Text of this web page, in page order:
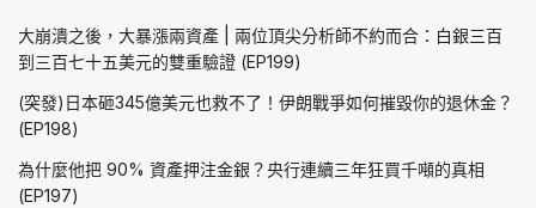
大崩潰之後，大暴漲兩資產 | 兩位頂尖分析師不約而合：白銀三百
到三百七十五美元的雙重驗證 (EP199)
(突發)日本砸345億美元也救不了！伊朗戰爭如何摧毀你的退休金？
(EP198)
為什麼他把 90% 資產押注金銀？央行連續三年狂買千噸的真相
(EP197)